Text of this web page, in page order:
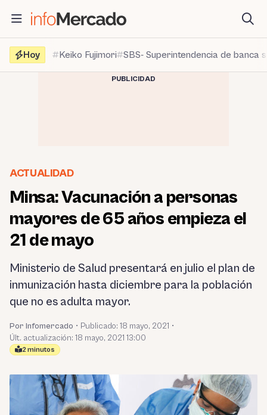
contenido
Hoy
Keiko Fujimori SBS- Superintendencia de banca
PUBLICIDAD
ACTUALIDAD
Minsa: Vacunación a personas
mayores de 65 años empieza el
21 de mayo
Ministerio de Salud presentará en julio el plan de
inmunización hasta diciembre para la población
que no es adulta mayor.
Por Infomercado • Publicado: 18 mayo, 2021 •
Últ. actualización: 18 mayo, 2021 13:00
2 minutos